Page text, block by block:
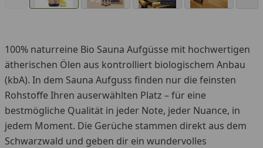
100% naturreine Bio Sauna Aufgüsse mit hochwertigen
ätherischen Ölen aus kontrolliert biologischem Anbau
(kbA). In dem Sauna Aufguss finden nur die feinsten
Rohstoffe Ihren auserwählten Platz – für eine
bestmögliche Qualität in jeder Note, jeder Nuance, in
jedem Moment. Die Gerüche stammen direkt aus dem
Schwarzwald und geben dir ein wundervolles